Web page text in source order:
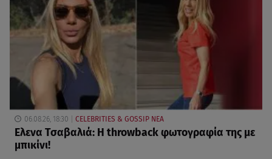
06.08.26, 18:30 CELEBRITIES & GOSSIP ΝΕΑ
Ελενα Τσαβαλιά: Η throwback φωτογραφία της με
μπικίνι!